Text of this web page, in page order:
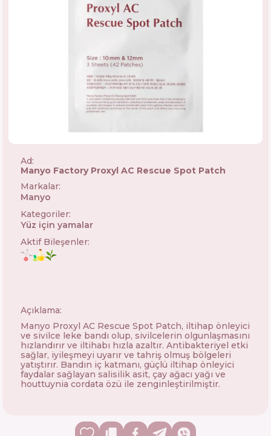
Ad:
Manyo Factory Proxyl AC Rescue Spot Patch
Markalar:
Manyo
Kategoriler:
Yüz için yamalar
Aktif Bileşenler:
Açıklama:
Manyo Proxyl AC Rescue Spot Patch, iltihap önleyici
ve sivilce leke bandı olup, sivilcelerin olgunlaşmasını
hızlandırır ve iltihabı hızla azaltır. Antibakteriyel etki
sağlar, iyileşmeyi uyarır ve tahriş olmuş bölgeleri
yatıştırır. Bandın iç katmanı, güçlü iltihap önleyici
faydalar sağlayan salisilik asit, çay ağacı yağı ve
houttuynia cordata özü ile zenginleştirilmiştir.